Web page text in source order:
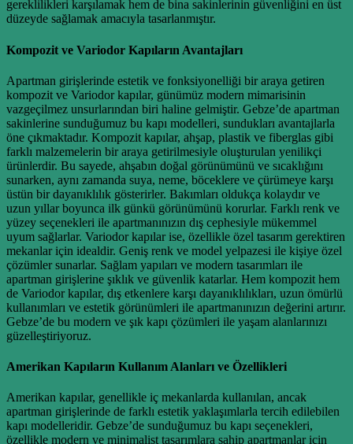
gereklilikleri karşılamak hem de bina sakinlerinin güvenliğini en üst
düzeyde sağlamak amacıyla tasarlanmıştır.
Kompozit ve Variodor Kapıların Avantajları
Apartman girişlerinde estetik ve fonksiyonelliği bir araya getiren
kompozit ve Variodor kapılar, günümüz modern mimarisinin
vazgeçilmez unsurlarından biri haline gelmiştir. Gebze’de apartman
sakinlerine sunduğumuz bu kapı modelleri, sundukları avantajlarla
öne çıkmaktadır. Kompozit kapılar, ahşap, plastik ve fiberglas gibi
farklı malzemelerin bir araya getirilmesiyle oluşturulan yenilikçi
ürünlerdir. Bu sayede, ahşabın doğal görünümünü ve sıcaklığını
sunarken, aynı zamanda suya, neme, böceklere ve çürümeye karşı
üstün bir dayanıklılık gösterirler. Bakımları oldukça kolaydır ve
uzun yıllar boyunca ilk günkü görünümünü korurlar. Farklı renk ve
yüzey seçenekleri ile apartmanınızın dış cephesiyle mükemmel
uyum sağlarlar. Variodor kapılar ise, özellikle özel tasarım gerektiren
mekanlar için idealdir. Geniş renk ve model yelpazesi ile kişiye özel
çözümler sunarlar. Sağlam yapıları ve modern tasarımları ile
apartman girişlerine şıklık ve güvenlik katarlar. Hem kompozit hem
de Variodor kapılar, dış etkenlere karşı dayanıklılıkları, uzun ömürlü
kullanımları ve estetik görünümleri ile apartmanınızın değerini artırır.
Gebze’de bu modern ve şık kapı çözümleri ile yaşam alanlarınızı
güzelleştiriyoruz.
Amerikan Kapıların Kullanım Alanları ve Özellikleri
Amerikan kapılar, genellikle iç mekanlarda kullanılan, ancak
apartman girişlerinde de farklı estetik yaklaşımlarla tercih edilebilen
kapı modelleridir. Gebze’de sunduğumuz bu kapı seçenekleri,
özellikle modern ve minimalist tasarımlara sahip apartmanlar için